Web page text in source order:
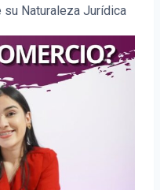
Naturaleza Jurídica